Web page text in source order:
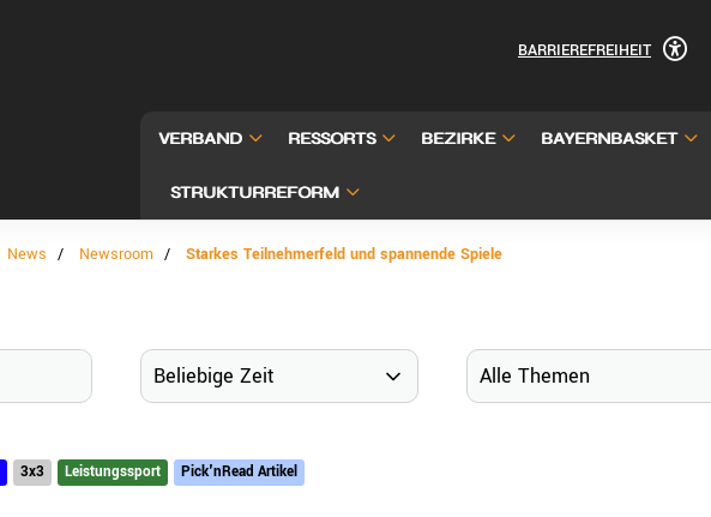
BARRIEREFREIHEIT
VERBAND RESSORTS BEZIRKE BAYERNBASKET
STRUKTURREFORM
News Newsroom Starkes Teilnehmerfeld und spannende Spiele
3x3 Leistungssport Pick'nRead Artikel